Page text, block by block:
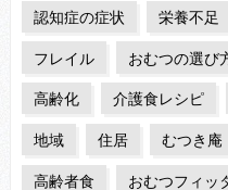
認知症の症状 栄養不足
フレイル おむつの選び
高齢化 介護食レシピ
地域 住居 むつき庵
高齢者食 おむつフィッ